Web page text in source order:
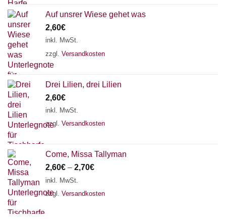
Auf unsrer Wiese gehet was
2,60€
inkl. MwSt.
zzgl. Versandkosten
Drei Lilien, drei Lilien
2,60€
inkl. MwSt.
zzgl. Versandkosten
Come, Missa Tallyman
2,60€ – 2,70€
inkl. MwSt.
zzgl. Versandkosten